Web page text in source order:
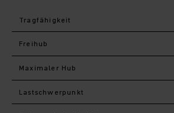
Tragfähigkeit
Freihub
Maximaler Hub
Last­schwerpunkt